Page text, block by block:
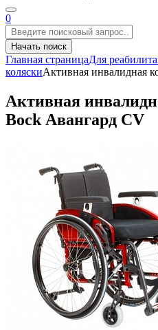
0
Начать поиск
Главная страницаДля
коляскиАктивная инвалидная
Активная
Bock Авангард CV